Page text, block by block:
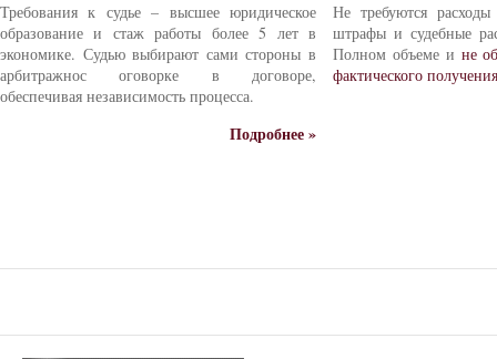
Требования к судье – высшее юридическое
образование и стаж работы более 5 лет в
экономике. Судью выбирают сами стороны в
арбитражнос оговорке в договоре,
обеспечивая независимость процесса.
Подробнее »
Не требуются
штрафы и судебные
Полном объеме и не
фактического получения